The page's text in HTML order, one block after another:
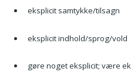
eksplicit samtykke/tilsagn
eksplicit indhold/sprog/vold
gøre noget eksplicit; være